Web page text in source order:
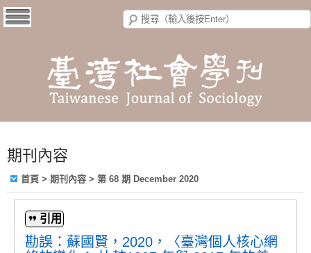
期刊內容
首頁 > 期刊內容 > 第 68 期 December 2020
引用
勘誤：蘇國賢，2020，〈臺灣個人核心網